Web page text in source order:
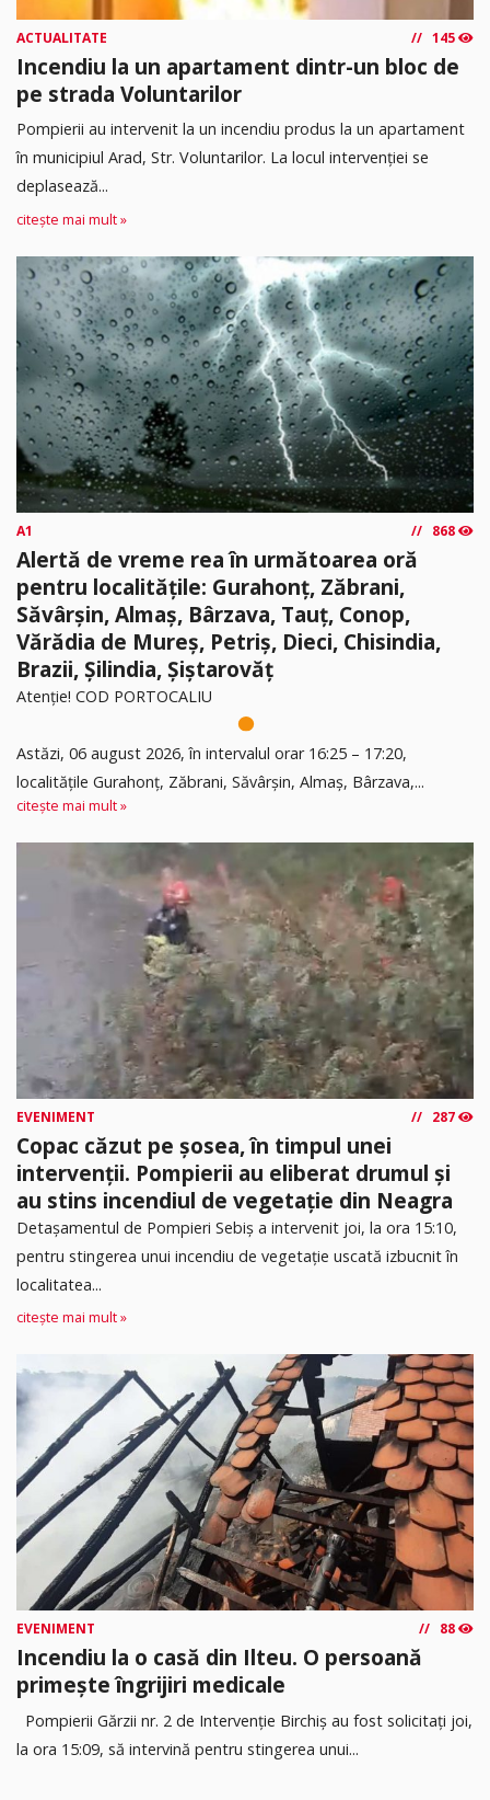
ACTUALITATE 145
Incendiu la un apartament dintr-un bloc de
pe strada Voluntarilor
Pompierii au intervenit la un incendiu produs la un apartament
în municipiul Arad, Str. Voluntarilor. La locul intervenției se
deplasează...
citește mai mult »
A1 868
Alertă de vreme rea în următoarea oră
pentru localitățile: Gurahonț, Zăbrani,
Săvârșin, Almaș, Bârzava, Tauț, Conop,
Vărădia de Mureș, Petriș, Dieci, Chisindia,
Brazii, Șilindia, Șiștarovăț
Atenție! COD PORTOCALIU
Astăzi, 06 august 2026, în intervalul orar 16:25 – 17:20,
localitățile Gurahonț, Zăbrani, Săvârșin, Almaș, Bârzava,...
citește mai mult »
EVENIMENT 287
Copac căzut pe șosea, în timpul unei
intervenții. Pompierii au eliberat drumul și
au stins incendiul de vegetație din Neagra
Detașamentul de Pompieri Sebiș a intervenit joi, la ora 15:10,
pentru stingerea unui incendiu de vegetație uscată izbucnit în
localitatea...
citește mai mult »
EVENIMENT 88
Incendiu la o casă din Ilteu. O persoană
primește îngrijiri medicale
Pompierii Gărzii nr. 2 de Intervenție Birchiș au fost solicitați joi,
la ora 15:09, să intervină pentru stingerea unui...